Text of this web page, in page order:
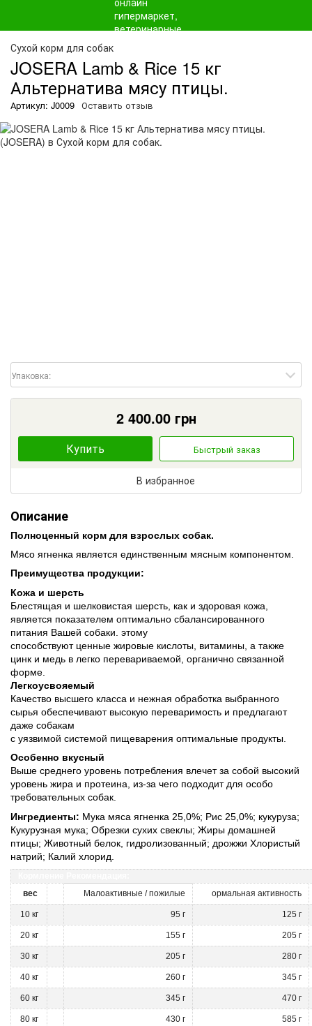
Сухой корм для собак
JOSERA Lamb & Rice 15 кг
Альтернатива мясу птицы.
Артикул: J0009 Оставить отзыв
Упаковка:
2 400.00грн
Купить Быстрый заказ
В избранное
Описание
Полноценный корм для взрослых собак.
Мясо ягненка является единственным мясным компонентом.
Преимущества продукции:
Кожа и шерсть
Блестящая и шелковистая шерсть, как и здоровая кожа,
является показателем оптимально сбалансированного
питания Вашей собаки. этому
способствуют ценные жировые кислоты, витамины, а также
цинк и медь в легко перевариваемой, органично связанной
форме.
Легкоусвояемый
Качество высшего класса и нежная обработка выбранного
сырья обеспечивают высокую переваримость и предлагают
даже собакам
с уязвимой системой пищеварения оптимальные продукты.
Особенно вкусный
Выше среднего уровень потребления влечет за собой высокий
уровень жира и протеина, из-за чего подходит для особо
требовательных собак.
Ингредиенты: Мука мяса ягненка 25,0%; Рис 25,0%; кукуруза;
Кукурузная мука; Обрезки сухих свеклы; Жиры домашней
птицы; Животный белок, гидролизованный; дрожжи Хлористый
натрий; Калий хлорид.
вес
Малоактивные / пожилые ормальная активность
10 кг 95 г 125 г
20 кг 155 г 205 г
30 кг 205 г 280 г
40 кг 260 г 345 г
60 кг 345 г 470 г
80 кг 430 г 585 г